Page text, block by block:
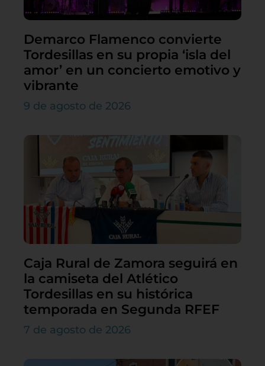
Demarco Flamenco convierte
Tordesillas en su propia ‘isla del
amor’ en un concierto emotivo y
vibrante
9 de agosto de 2026
Caja Rural de Zamora seguirá en
la camiseta del Atlético
Tordesillas en su histórica
temporada en Segunda RFEF
7 de agosto de 2026